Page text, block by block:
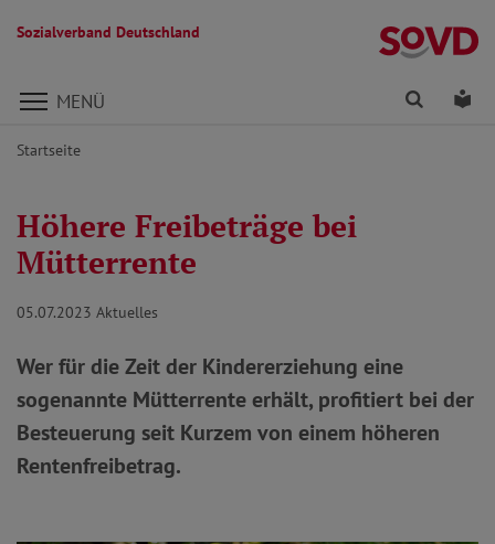
Sozialverband Deutschland
Direkt zu den Inhalten springen
MENÜ Finden
Startseite
Höhere Freibeträge bei
Mütterrente
05.07.2023 Aktuelles
Wer für die Zeit der Kindererziehung eine
sogenannte Mütterrente erhält, profitiert bei der
Besteuerung seit Kurzem von einem höheren
Rentenfreibetrag.